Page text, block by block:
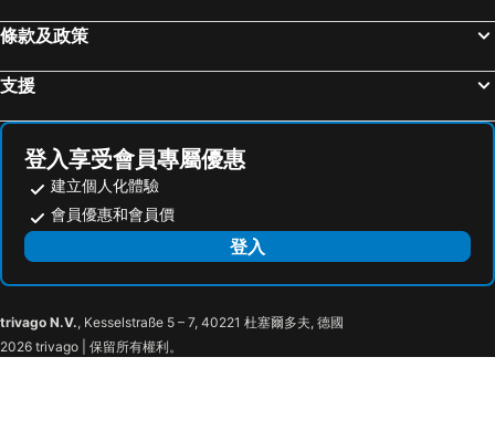
條款及政策
支援
登入享受會員專屬優惠
建立個人化體驗
會員優惠和會員價
登入
trivago N.V., Kesselstraße 5 – 7, 40221 杜塞爾多夫, 德國
2026 trivago | 保留所有權利。